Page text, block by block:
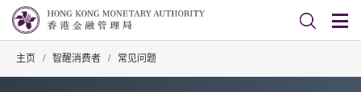
主页 / 智醒消费者 / 常见问题